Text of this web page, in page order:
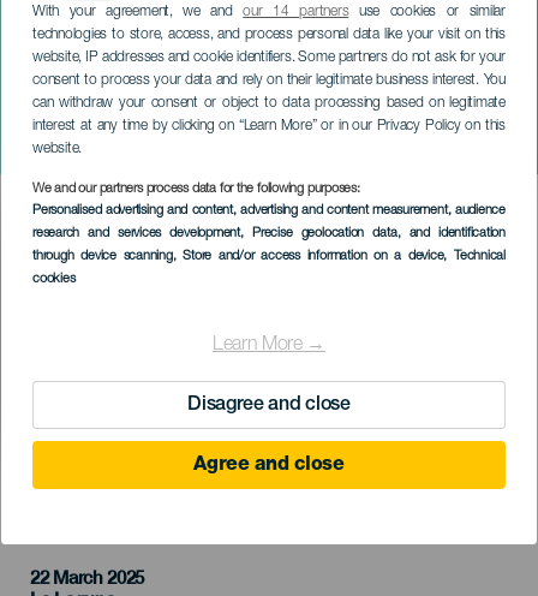
With your agreement, we andour 14 partnersuse cookies or similar
technologies to store, access, and process personal data like your visit on this
website, IP addresses and cookie identifiers. Some partners do not ask for your
consent to process your data and rely on their legitimate business interest. You
can withdraw your consent or object to data processing based on legitimate
interest at any time by clicking on “Learn More” or in our Privacy Policy on this
website.
We and our partners process data for the following purposes:
Personalised advertising and content, advertising and content measurement, audience
research and services development, Precise geolocation data, and identification
through device scanning, Store and/or access information on a device, Technical
cookies
Learn More →
Disagree and close
Agree and close
Daniel Pintos koncerten
TENERIFE
Imagen
Listado
22 March 2025